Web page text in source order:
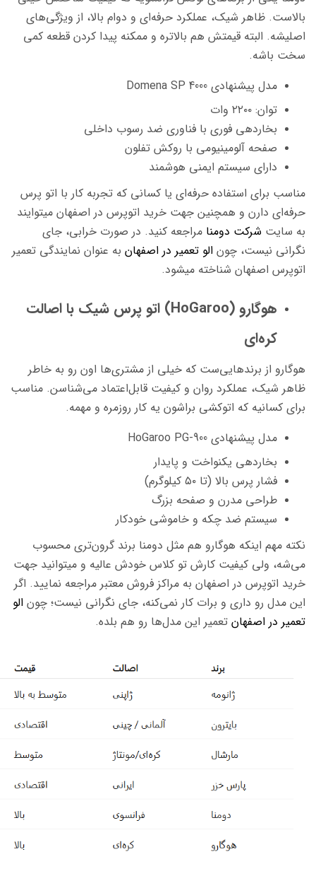
بالاست. ظاهر شیک، عملکرد حرفه‌ای و دوام بالا، از ویژگی‌های
اصلیشه. البته قیمتش هم بالاتره و ممکنه پیدا کردن قطعه کمی
سخت باشه.
مدل پیشنهادی Domena SP 4000
توان: ۲۲۰۰ وات
بخاردهی فوری با فناوری ضد رسوب داخلی
صفحه آلومینیومی با روکش تفلون
دارای سیستم ایمنی هوشمند
مناسب برای استفاده حرفه‌ای یا کسانی که تجربه کار با اتو پرس
حرفه‌ای دارن و همچنین جهت خرید اتوپرس در اصفهان میتوایند
به سایت شرکت دومنا مراجعه کنید. در صورت خرابی، جای
نگرانی نیست، چون الو تعمیر در اصفهان به عنوان نمایندگی تعمیر
اتوپرس اصفهان شناخته میشود.
هوگارو (HoGaroo) اتو پرس شیک با اصالت
کره‌ای
هوگارو از برندهایی‌ست که خیلی از مشتری‌ها اون رو به خاطر
ظاهر شیک، عملکرد روان و کیفیت قابل‌اعتماد می‌شناسن. مناسب
برای کسانیه که اتوکشی براشون یه کار روزمره و مهمه.
مدل پیشنهادی HoGaroo PG-900
بخاردهی یکنواخت و پایدار
فشار پرس بالا (تا ۵۰ کیلوگرم)
طراحی مدرن و صفحه بزرگ
سیستم ضد چکه و خاموشی خودکار
نکته مهم اینکه هوگارو هم مثل دومنا برند گرون‌تری محسوب
می‌شه، ولی کیفیت کارش تو کلاس خودش عالیه و میتوانید جهت
خرید اتوپرس در اصفهان به مراکز فروش معتبر مراجعه نمایید. اگر
این مدل رو داری و برات کار نمی‌کنه، جای نگرانی نیست؛ چون الو
تعمیر در اصفهان تعمیر این مدل‌ها رو هم بلده.